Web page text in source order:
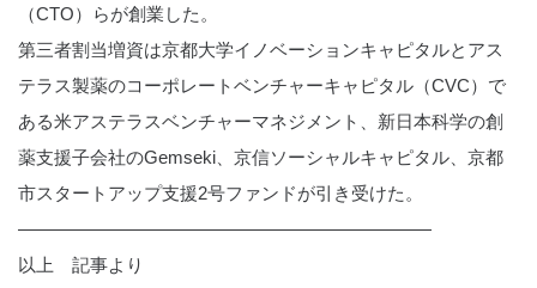
（CTO）らが創業した。
第三者割当増資は京都大学イノベーションキャピタルとアス
テラス製薬のコーポレートベンチャーキャピタル（CVC）で
ある米アステラスベンチャーマネジメント、新日本科学の創
薬支援子会社のGemseki、京信ソーシャルキャピタル、京都
市スタートアップ支援2号ファンドが引き受けた。
———————————————————————
以上 記事より